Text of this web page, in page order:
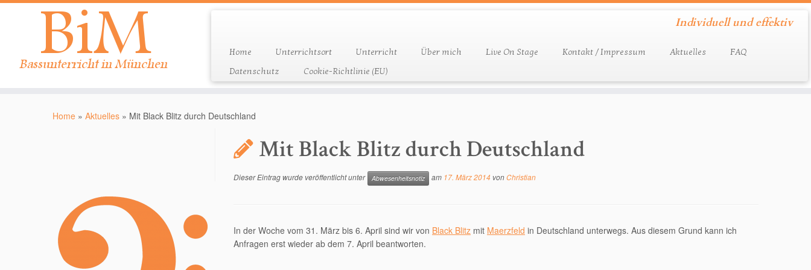
Individuell und effektiv
Home Unterrichtsort Unterricht Über mich Live On Stage Kontakt / Impressum Aktuelles
FAQ
Datenschutz
Cookie-Richtlinie (EU)
Home » Aktuelles » Mit Black Blitz durch Deutschland
Mit Black Blitz durch Deutschland
Dieser Eintrag wurde veröffentlicht unter Abwesenheitsnotiz am 17. März 2014 vonChristian
In der Woche vom 31. März bis 6. April sind wir von Black Blitz mit Maerzfeld in Deutschland unterwegs. Aus diesem Grund kann ich
Anfragen erst wieder ab dem 7. April beantworten.